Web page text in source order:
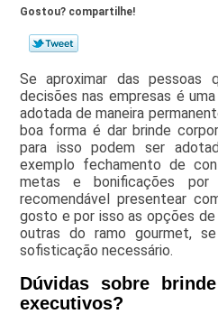
Gostou? compartilhe!
Se aproximar das
decisões nas empresas é
adotada de maneira
boa forma é dar brinde
para isso podem ser
exemplo fechamento de
metas e bonificações por
recomendável presentear
gosto e por isso as opções de
outras do ramo gourmet,
sofisticação necessário.
Dúvidas sobre
executivos?